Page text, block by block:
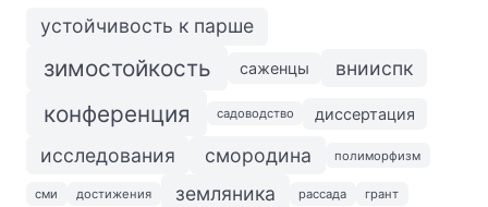
устойчивость к парше
зимостойкость саженцы внииспк
конференция садоводство диссертация
исследования смородина полиморфизм
сми достижения земляника рассада грант